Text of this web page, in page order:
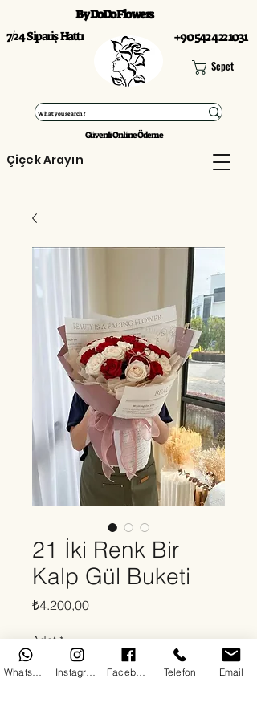
7/24 Sipariş Hattı +90 542 422 1031
By DoDo Flowers
Sepet
Çiçek Arayın
Güvenli Online Ödeme
21 İki Renk Bir
Kalp Gül Buketi
₺4.200,00Fiyat
Adet *
Telefon Email